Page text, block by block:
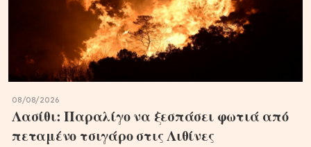
08/08/2026
Λασίθι: Παραλίγο να ξεσπάσει φωτιά από
πεταμένο τσιγάρο στις Λιθίνες